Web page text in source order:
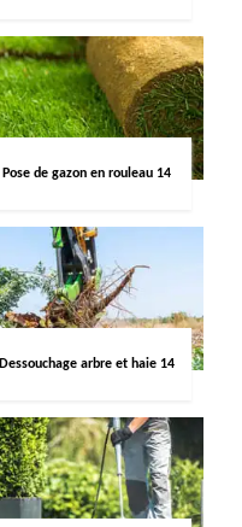
Pose de gazon en rouleau 14
Dessouchage arbre et haie 14